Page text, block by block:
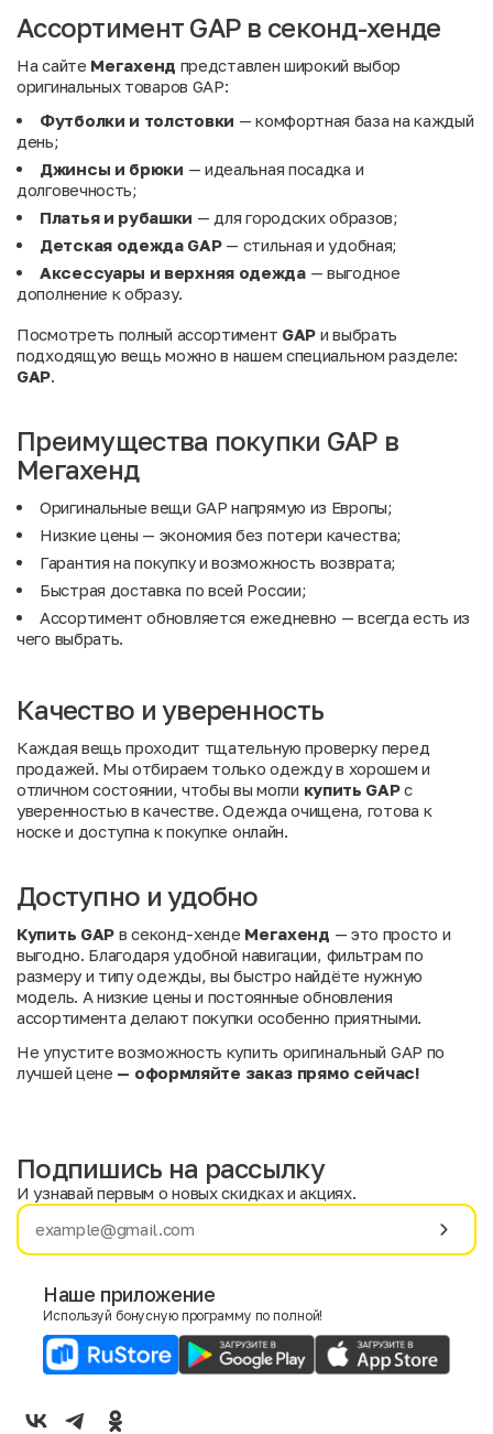
Ассортимент GAP в секонд-хенде
На сайте Мегахенд представлен широкий выбор
оригинальных товаров GAP:
Футболки и толстовки — комфортная база на каждый
день;
Джинсы и брюки — идеальная посадка и
долговечность;
Платья и рубашки — для городских образов;
Детская одежда GAP— стильная и удобная;
Аксессуары и верхняя одежда— выгодное
дополнение к образу.
Посмотреть полный ассортимент GAP и выбрать
подходящую вещь можно в нашем специальном разделе:
GAP.
Преимущества покупки GAP в
Мегахенд
Оригинальные вещи GAP напрямую из Европы;
Низкие цены — экономия без потери качества;
Гарантия на покупку и возможность возврата;
Быстрая доставка по всей России;
Ассортимент обновляется ежедневно — всегда есть из
чего выбрать.
Качество и уверенность
Каждая вещь проходит тщательную проверку перед
продажей. Мы отбираем только одежду в хорошем и
отличном состоянии, чтобы вы могли купить GAPс
уверенностью в качестве. Одежда очищена, готова к
носке и доступна к покупке онлайн.
Доступно и удобно
Купить GAP в секонд-хенде Мегахенд — это просто и
выгодно. Благодаря удобной навигации, фильтрам по
размеру и типу одежды, вы быстро найдёте нужную
модель. А низкие цены и постоянные обновления
ассортимента делают покупки особенно приятными.
Не упустите возможность купить оригинальный GAP по
лучшей цене — оформляйте заказ прямо сейчас!
Имя
E-mail
Подпишись на рассылку
И узнавай первым о новых скидках и акциях.
Наше приложение
Используй бонусную программу по полной!